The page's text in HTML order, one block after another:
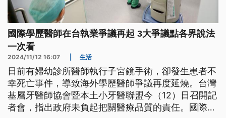
國際學歷醫師在台執業爭議再起 3大爭議點各界說法
一次看
2024/11/12 16:07 生活
日前有婦幼診所醫師執行子宮鏡手術，卻發生患者不
幸死亡事件，導致海外學歷醫師爭議再度延燒。台灣
基層牙醫師協會暨本土小牙醫聯盟今（12）日召開記
者會，指出政府未負起把關醫療品質的責任。國際牙